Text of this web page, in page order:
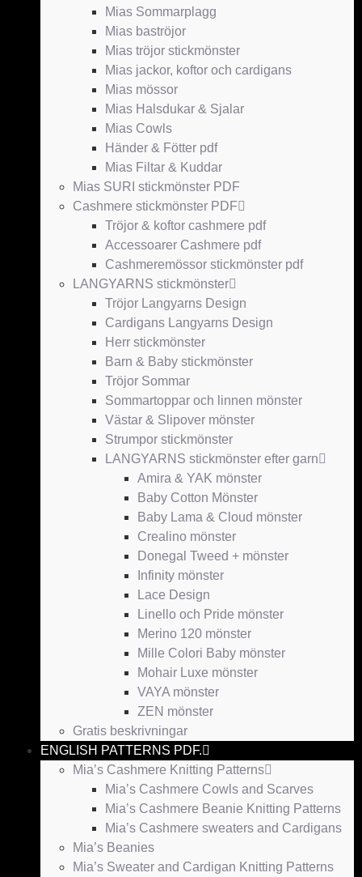
Mias Sommarplagg
Mias baströjor
Mias tröjor stickmönster
Mias jackor, koftor och cardigans
Mias mössor
Mias Halsdukar & Sjalar
Mias Cowls
Händer & Fötter pdf
Mias Filtar & Kuddar
Mias SURI stickmönster PDF
Cashmere stickmönster PDF
Tröjor & koftor cashmere pdf
Accessoarer Cashmere pdf
Cashmeremössor stickmönster pdf
LANGYARNS stickmönster
Tröjor Langyarns Design
Cardigans Langyarns Design
Herr stickmönster
Barn & Baby stickmönster
Tröjor Sommar
Sommartoppar och linnen mönster
Västar & Slipover mönster
Strumpor stickmönster
LANGYARNS stickmönster efter garn
Amira & YAK mönster
Baby Cotton Mönster
Baby Lama & Cloud mönster
Crealino mönster
Donegal Tweed + mönster
Infinity mönster
Lace Design
Linello och Pride mönster
Merino 120 mönster
Mille Colori Baby mönster
Mohair Luxe mönster
VAYA mönster
ZEN mönster
Gratis beskrivningar
ENGLISH PATTERNS PDF.
Mia’s Cashmere Knitting Patterns
Mia’s Cashmere Cowls and Scarves
Mia’s Cashmere Beanie Knitting Patterns
Mia’s Cashmere sweaters and Cardigans
Mia’s Beanies
Mia’s Sweater and Cardigan Knitting Patterns